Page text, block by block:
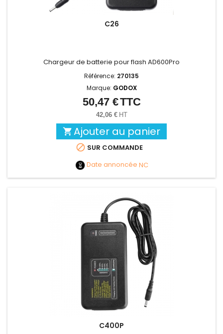
C26
Chargeur de batterie pour flash AD600Pro
Référence: 270135
Marque: GODOX
Prix
50,47 €TTC
42,06 € HT
 Ajouter au panier
 SUR COMMANDE
Date annoncée NC
C400P